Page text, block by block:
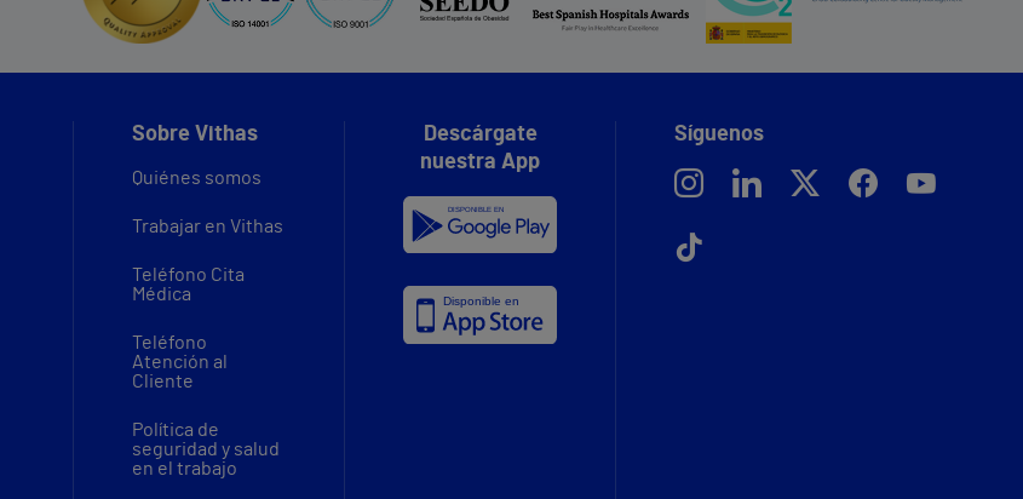
Sobre Vithas
Quiénes somos
Trabajar en Vithas
Teléfono Cita
Médica
Teléfono
Atención al
Cliente
Política de
seguridad y salud
en el trabajo
Descárgate
nuestra App
Síguenos